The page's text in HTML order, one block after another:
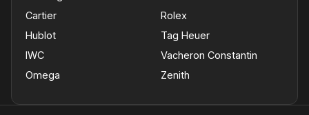
Cartier
Hublot
IWC
Omega
Rolex
Tag Heuer
Vacheron Constantin
Zenith